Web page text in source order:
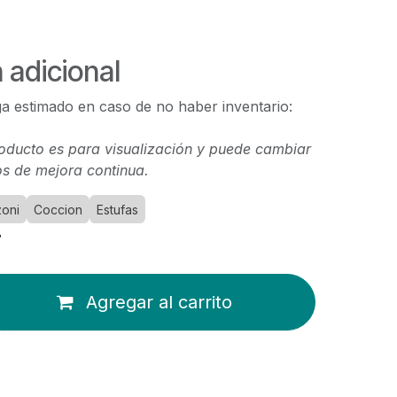
adicional
estimado en caso de no haber inventario:
es para visualización y puede cambiar
de mejora continua.
Coccion Estufas
Agregar al carrito